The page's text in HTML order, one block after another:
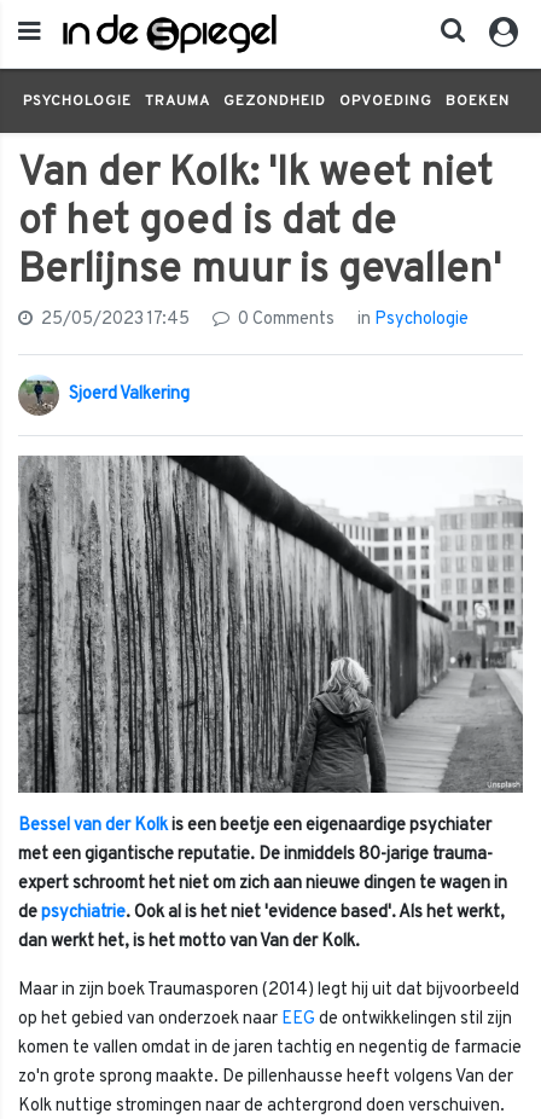
PSYCHOLOGIE TRAUMA GEZONDHEID OPVOEDING BOEKEN
Van der Kolk: 'Ik weet niet
of het goed is dat de
Berlijnse muur is gevallen'
25/05/2023 17:45 0 Comments in Psychologie
Sjoerd Valkering
Bessel van der Kolkis een beetje een eigenaardige psychiater
met een gigantische reputatie. De inmiddels 80-jarige trauma-
expert schroomt het niet om zich aan nieuwe dingen te wagen in
depsychiatrie. Ook al is het niet 'evidence based'. Als het werkt,
dan werkt het, is het motto van Van der Kolk.
Maar in zijn boek Traumasporen (2014) legt hij uit dat bijvoorbeeld
op het gebied van onderzoek naar EEG de ontwikkelingen stil zijn
komen te vallen omdat in de jaren tachtig en negentig de farmacie
zo'n grote sprong maakte. De pillenhausse heeft volgens Van der
Kolk nuttige stromingen naar de achtergrond doen verschuiven.